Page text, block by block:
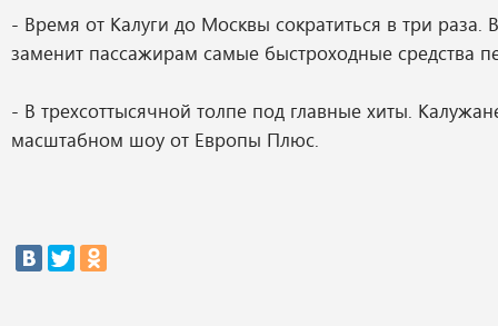
- Время от Калуги до Москвы сократиться в три раза.
заменит пассажирам самые быстроходные средства
- В трехсоттысячной толпе под главные хиты.
масштабном шоу от Европы Плюс.